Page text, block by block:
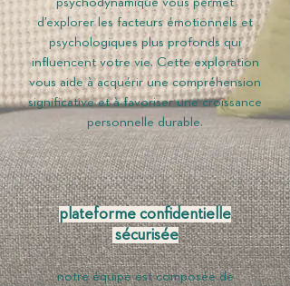
d’explorer les facteurs émotionnels et
psychologiques plus profonds qui
influencent votre vie. Cette exploration
vous aide à acquérir une compréhension
significative et à favoriser une croissance
personnelle durable.
plateforme confidentielle
sécurisée
notre équipe est composée de